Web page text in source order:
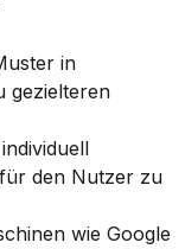
in
gezielteren
den Nutzer zu
wie Google